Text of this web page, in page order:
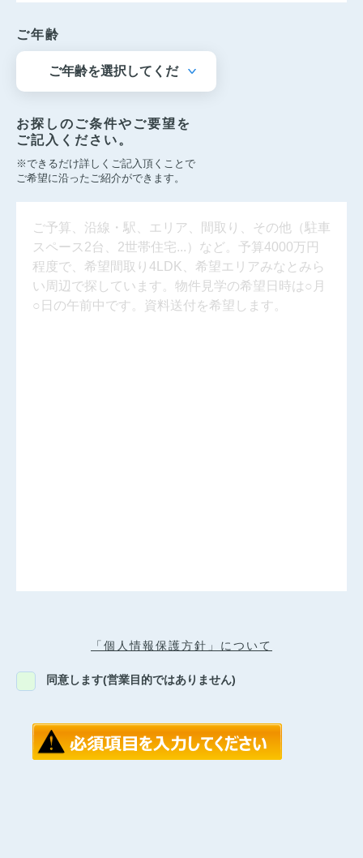
ご年齢
お探しのご条件やご要望を
ご記入ください。
※できるだけ詳しくご記入頂くことで
ご希望に沿ったご紹介ができます。
「個人情報保護方針」について
同意します(営業目的ではありません)